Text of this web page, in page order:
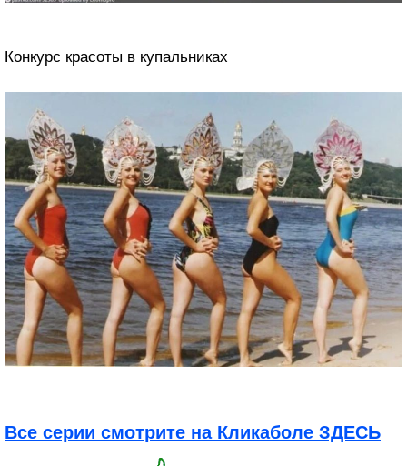
Конкурс красоты в купальниках
Все серии смотрите на Кликаболе ЗДЕСЬ